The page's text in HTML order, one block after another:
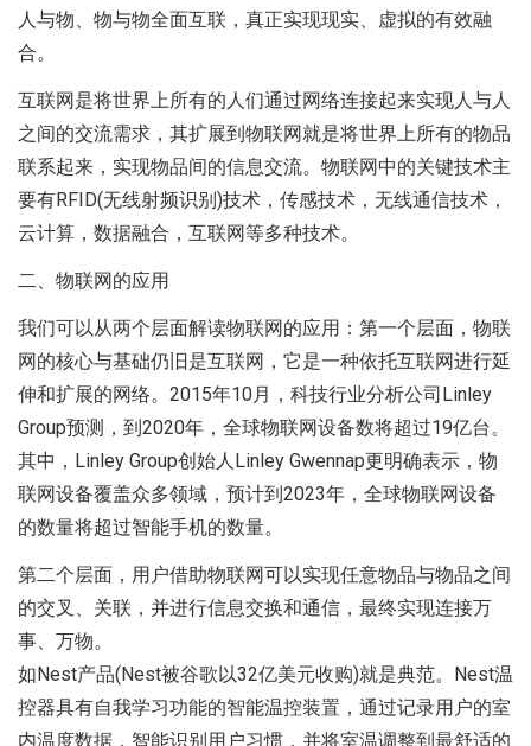
人与物、物与物全面互联，真正实现现实、虚拟的有效融
合。
互联网是将世界上所有的人们通过网络连接起来实现人与人
之间的交流需求，其扩展到物联网就是将世界上所有的物品
联系起来，实现物品间的信息交流。物联网中的关键技术主
要有RFID(无线射频识别)技术，传感技术，无线通信技术，
云计算，数据融合，互联网等多种技术。
二、物联网的应用
我们可以从两个层面解读物联网的应用：第一个层面，物联
网的核心与基础仍旧是互联网，它是一种依托互联网进行延
伸和扩展的网络。2015年10月，科技行业分析公司Linley
Group预测，到2020年，全球物联网设备数将超过19亿台。
其中，Linley Group创始人Linley Gwennap更明确表示，物
联网设备覆盖众多领域，预计到2023年，全球物联网设备
的数量将超过智能手机的数量。
第二个层面，用户借助物联网可以实现任意物品与物品之间
的交叉、关联，并进行信息交换和通信，最终实现连接万
事、万物。
如Nest产品(Nest被谷歌以32亿美元收购)就是典范。Nest温
控器具有自我学习功能的智能温控装置，通过记录用户的室
内温度数据，智能识别用户习惯，并将室温调整到最舒适的